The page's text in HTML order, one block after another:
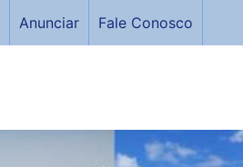
Anunciar Fale Conosco